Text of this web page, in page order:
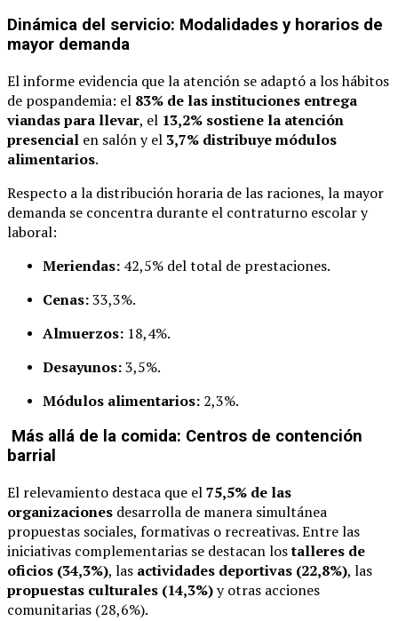
Dinámica del servicio: Modalidades y horarios de
mayor demanda
El informe evidencia que la atención se adaptó a los hábitos
de pospandemia: el 83% de las instituciones entrega
viandas para llevar, el 13,2% sostiene la atención
presencial en salón y el 3,7% distribuye módulos
alimentarios.
Respecto a la distribución horaria de las raciones, la mayor
demanda se concentra durante el contraturno escolar y
laboral:
Meriendas: 42,5% del total de prestaciones.
Cenas:33,3%.
Almuerzos: 18,4%.
Desayunos:3,5%.
Módulos alimentarios: 2,3%.
Más allá de la comida: Centros de contención
barrial
El relevamiento destaca que el75,5% de las
organizaciones desarrolla de manera simultánea
propuestas sociales, formativas o recreativas. Entre las
iniciativas complementarias se destacan lostalleres de
oficios (34,3%), las actividades deportivas (22,8%), las
propuestas culturales (14,3%)y otras acciones
comunitarias (28,6%).